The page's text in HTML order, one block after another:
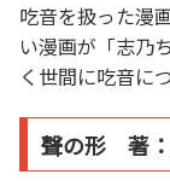
吃音を扱った漫
い漫画が「志乃
く世間に吃音に
聲の形 著